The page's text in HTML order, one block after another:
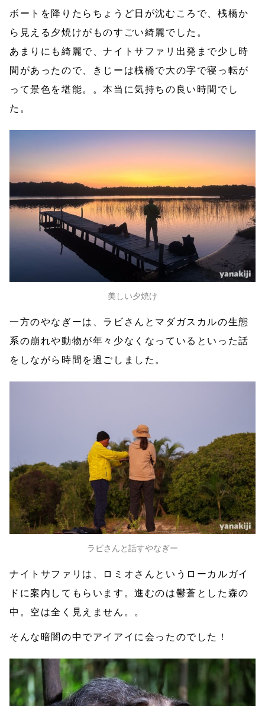
ボートを降りたらちょうど日が沈むころで、桟橋か
ら見える夕焼けがものすごい綺麗でした。
あまりにも綺麗で、ナイトサファリ出発まで少し時
間があったので、きじーは桟橋で大の字で寝っ転が
って景色を堪能。。本当に気持ちの良い時間でし
た。
美しい夕焼け
一方のやなぎーは、ラビさんとマダガスカルの生態
系の崩れや動物が年々少なくなっているといった話
をしながら時間を過ごしました。
ラビさんと話すやなぎー
ナイトサファリは、ロミオさんというローカルガイ
ドに案内してもらいます。進むのは鬱蒼とした森の
中。空は全く見えません。。
そんな暗闇の中でアイアイに会ったのでした！